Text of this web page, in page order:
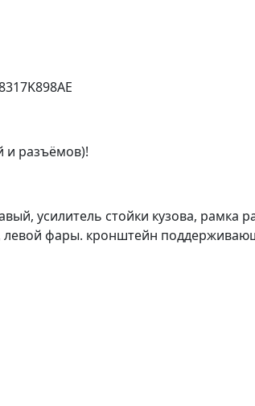
и разъёмов)!
усилитель стойки кузова, рамка
левой фары. кронштейн